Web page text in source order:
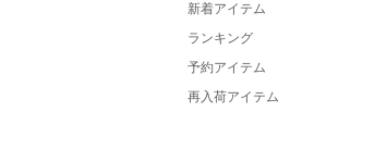
新着アイテム
ランキング
予約アイテム
再入荷アイテム